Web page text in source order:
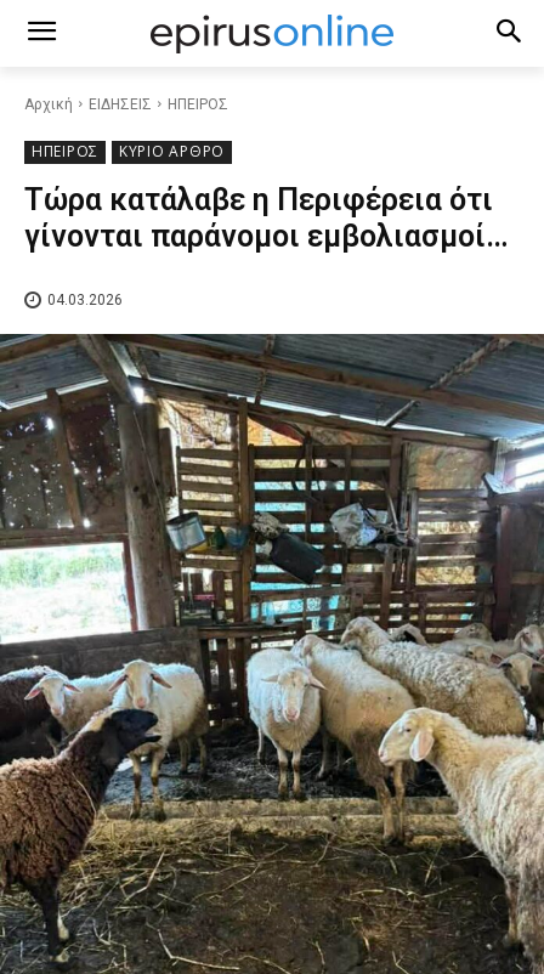
Αρχική ΕΙΔΗΣΕΙΣ ΗΠΕΙΡΟΣ
ΗΠΕΙΡΟΣ ΚΥΡΙΟ ΑΡΘΡΟ
Τώρα κατάλαβε η Περιφέρεια ότι
γίνονται παράνομοι εμβολιασμοί…
04.03.2026